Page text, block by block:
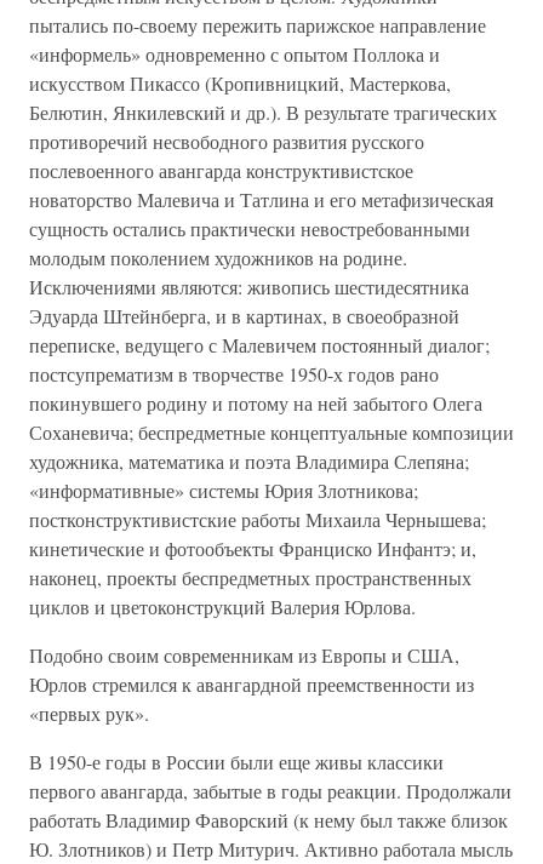
пытались по-своему пережить парижское направление
«информель» одновременно с опытом Поллока и
искусством Пикассо (Кропивницкий, Мастеркова,
Белютин, Янкилевский и др.). В результате трагических
противоречий несвободного развития русского
послевоенного авангарда конструктивистское
новаторство Малевича и Татлина и его метафизическая
сущность остались практически невостребованными
молодым поколением художников на родине.
Исключениями являются: живопись шестидесятника
Эдуарда Штейнберга, и в картинах, в своеобразной
переписке, ведущего с Малевичем постоянный диалог;
постсупрематизм в творчестве 1950-х годов рано
покинувшего родину и потому на ней забытого Олега
Соханевича; беспредметные концептуальные композиции
художника, математика и поэта Владимира Слепяна;
«информативные» системы Юрия Злотникова;
постконструктивистские работы Михаила Чернышева;
кинетические и фотообъекты Франциско Инфантэ; и,
наконец, проекты беспредметных пространственных
циклов и цветоконструкций Валерия Юрлова.
Подобно своим современникам из Европы и США,
Юрлов стремился к авангардной преемственности из
«первых рук».
В 1950-е годы в России были еще живы классики
первого авангарда, забытые в годы реакции. Продолжали
работать Владимир Фаворский (к нему был также близок
Ю. Злотников) и Петр Митурич. Активно работала мысль